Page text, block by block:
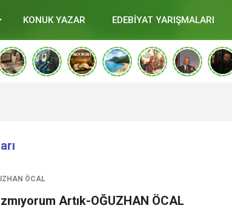
KONUK YAZAR EDEBİYAT YARIŞMALARI
ÖCAL
Artık-OĞUZHAN ÖCAL